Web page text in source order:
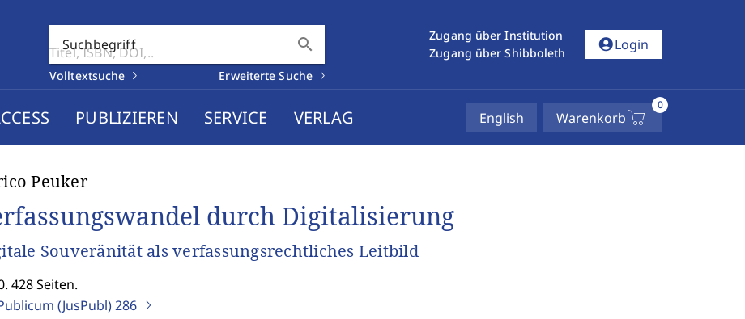
Suchbegriff search
Volltextsuche Erweiterte Suche
Zugang über Institution
Zugang über Shibboleth
account_circleLogin
PUBLIZIEREN SERVICE VERLAG English Warenkorb
0
Peuker
durch Digitalisierung
Souveränität als verfassungsrechtliches Leitbild
428 Seiten.
(JusPubl)286